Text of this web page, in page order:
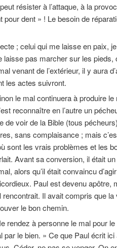
résister à l’attaque, à la
dent » ! Le besoin de
; celui qui me laisse en paix,
laisse pas marcher sur les
venant de l’extérieur, il y aura
les actes suivront.
le mal continuera à produire
reconnaître en l’autre un
voir de la Bible (tous
sans complaisance ; mais
sont les vrais problèmes et les
Avant sa conversion, il était
alors qu’il était convaincu
Paul est devenu apôtre,
rencontrait. Il avait compris que
le bon chemin.
rendez à personne le mal pour
le bien. » Ce que Paul écrit